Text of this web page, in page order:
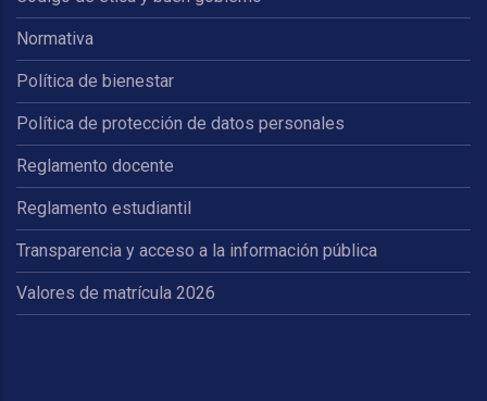
Normativa
Política de bienestar
Política de protección de datos personales
Reglamento docente
Reglamento estudiantil
Transparencia y acceso a la información pública
Valores de matrícula 2026